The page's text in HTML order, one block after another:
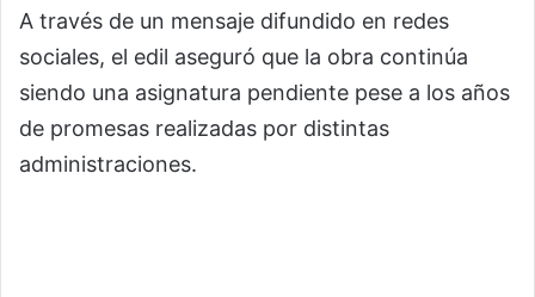
A través de un mensaje difundido en redes
sociales, el edil aseguró que la obra continúa
siendo una asignatura pendiente pese a los años
de promesas realizadas por distintas
administraciones.